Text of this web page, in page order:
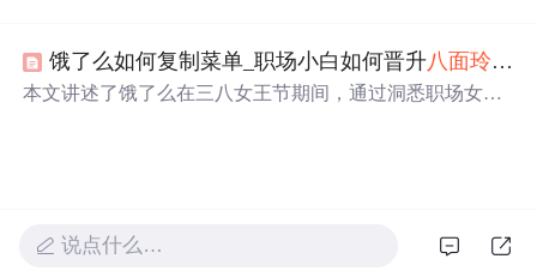
饿了么如何复制菜单_职场小白如何晋升八面玲珑
本文讲述了饿了么在三八女王节期间，通过洞悉职场女性
说点什么…